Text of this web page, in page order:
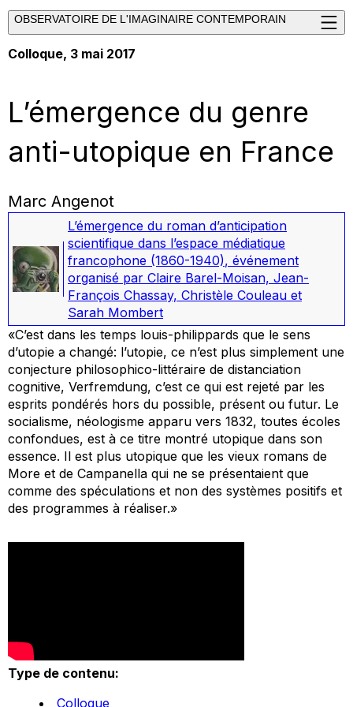
OBSERVATOIRE DE L'IMAGINAIRE CONTEMPORAIN
Colloque, 3 mai 2017
L’émergence du genre
anti-utopique en France
Marc Angenot
L’émergence du roman d’anticipation
scientifique dans l’espace médiatique
francophone (1860-1940), événement
organisé par Claire Barel-Moisan, Jean-
François Chassay, Christèle Couleau et
Sarah Mombert
«C’est dans les temps louis-philippards que le sens
d’utopie a changé: l’utopie, ce n’est plus simplement une
conjecture philosophico-littéraire de distanciation
cognitive, Verfremdung, c’est ce qui est rejeté par les
esprits pondérés hors du possible, présent ou futur. Le
socialisme, néologisme apparu vers 1832, toutes écoles
confondues, est à ce titre montré utopique dans son
essence. Il est plus utopique que les vieux romans de
More et de Campanella qui ne se présentaient que
comme des spéculations et non des systèmes positifs et
des programmes à réaliser.»
Type de contenu:
Colloque